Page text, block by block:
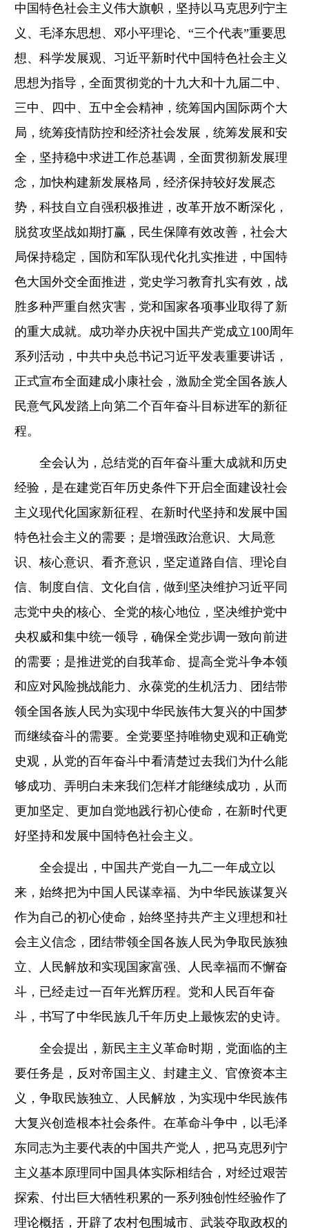
中国特色社会主义伟大旗帜，坚持以马克思列宁主
义、毛泽东思想、邓小平理论、“三个代表”重要思
想、科学发展观、习近平新时代中国特色社会主义
思想为指导，全面贯彻党的十九大和十九届二中、
三中、四中、五中全会精神，统筹国内国际两个大
局，统筹疫情防控和经济社会发展，统筹发展和安
全，坚持稳中求进工作总基调，全面贯彻新发展理
念，加快构建新发展格局，经济保持较好发展态
势，科技自立自强积极推进，改革开放不断深化，
脱贫攻坚战如期打赢，民生保障有效改善，社会大
局保持稳定，国防和军队现代化扎实推进，中国特
色大国外交全面推进，党史学习教育扎实有效，战
胜多种严重自然灾害，党和国家各项事业取得了新
的重大成就。成功举办庆祝中国共产党成立100周年
系列活动，中共中央总书记习近平发表重要讲话，
正式宣布全面建成小康社会，激励全党全国各族人
民意气风发踏上向第二个百年奋斗目标进军的新征
程。
全会认为，总结党的百年奋斗重大成就和历史
经验，是在建党百年历史条件下开启全面建设社会
主义现代化国家新征程、在新时代坚持和发展中国
特色社会主义的需要；是增强政治意识、大局意
识、核心意识、看齐意识，坚定道路自信、理论自
信、制度自信、文化自信，做到坚决维护习近平同
志党中央的核心、全党的核心地位，坚决维护党中
央权威和集中统一领导，确保全党步调一致向前进
的需要；是推进党的自我革命、提高全党斗争本领
和应对风险挑战能力、永葆党的生机活力、团结带
领全国各族人民为实现中华民族伟大复兴的中国梦
而继续奋斗的需要。全党要坚持唯物史观和正确党
史观，从党的百年奋斗中看清楚过去我们为什么能
够成功、弄明白未来我们怎样才能继续成功，从而
更加坚定、更加自觉地践行初心使命，在新时代更
好坚持和发展中国特色社会主义。
全会提出，中国共产党自一九二一年成立以
来，始终把为中国人民谋幸福、为中华民族谋复兴
作为自己的初心使命，始终坚持共产主义理想和社
会主义信念，团结带领全国各族人民为争取民族独
立、人民解放和实现国家富强、人民幸福而不懈奋
斗，已经走过一百年光辉历程。党和人民百年奋
斗，书写了中华民族几千年历史上最恢宏的史诗。
全会提出，新民主主义革命时期，党面临的主
要任务是，反对帝国主义、封建主义、官僚资本主
义，争取民族独立、人民解放，为实现中华民族伟
大复兴创造根本社会条件。在革命斗争中，以毛泽
东同志为主要代表的中国共产党人，把马克思列宁
主义基本原理同中国具体实际相结合，对经过艰苦
探索、付出巨大牺牲积累的一系列独创性经验作了
理论概括，开辟了农村包围城市、武装夺取政权的